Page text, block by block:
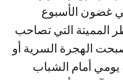
غضون الأسبوع
المميتة التي تصاحب
الهجرة السرية أو
يومي أمام الشباب